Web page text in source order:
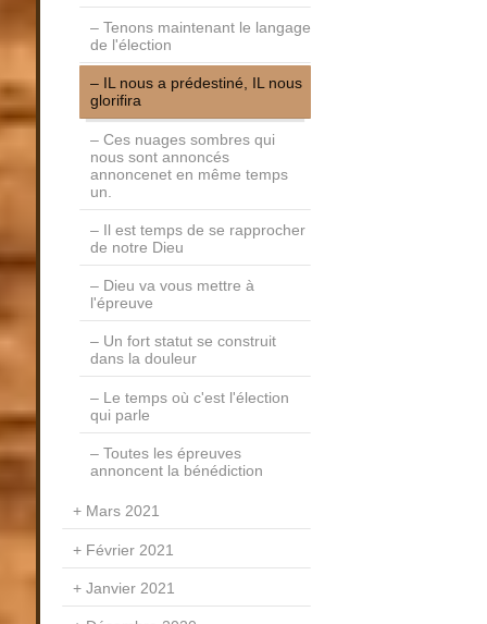
Tenons maintenant le langage
de l'élection
IL nous a prédestiné, IL nous
glorifira
Ces nuages sombres qui
nous sont annoncés
annoncenet en même temps
un.
Il est temps de se rapprocher
de notre Dieu
Dieu va vous mettre à
l'épreuve
Un fort statut se construit
dans la douleur
Le temps où c'est l'élection
qui parle
Toutes les épreuves
annoncent la bénédiction
Mars 2021
Février 2021
Janvier 2021